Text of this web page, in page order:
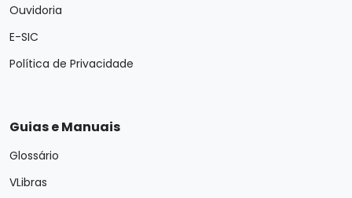
Ouvidoria
E-SIC
Política de Privacidade
Guias e Manuais
Glossário
VLibras